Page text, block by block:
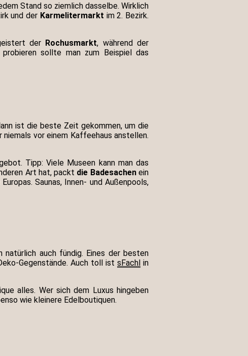
Stand so ziemlich dasselbe. Wirklich
und der Karmelitermarkt im 2. Bezirk.
der Rochusmarkt, während der
sollte man zum Beispiel das
ist die beste Zeit gekommen, um die
vor einem Kaffeehaus anstellen.
Tipp: Viele Museen kann man das
Art hat, packt die Badesachenein
Saunas, Innen- und Außenpools,
natürlich auch fündig. Eines der besten
Gegenstände. Auch toll istsFachl in
alles. Wer sich dem Luxus hingeben
wie kleinere Edelboutiquen.